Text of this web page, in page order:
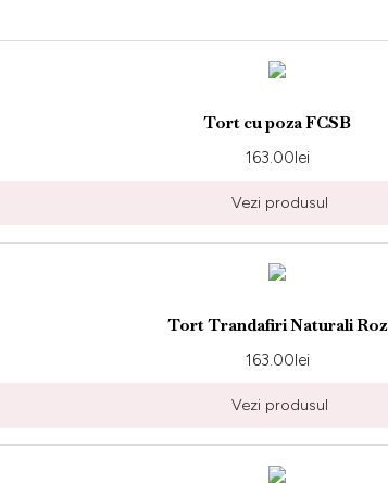
Tort cu poza FCSB
163.00lei
Vezi produsul
Tort Trandafiri Naturali Roz
163.00lei
Vezi produsul